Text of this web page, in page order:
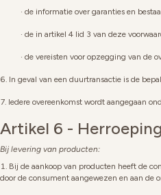
de informatie over garanties en
de in artikel 4 lid 3 van deze
de vereisten voor opzegging van de
In geval van een duurtransactie is de
Iedere overeenkomst wordt aangegaan
Artikel 6 -
Bij levering van producten:
Bij de aankoop van producten heeft de
door de consument aangewezen en aan de